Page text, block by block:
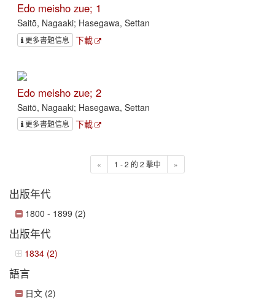
Edo meisho zue; 1
Saitō, Nagaaki; Hasegawa, Settan
更多書題信息 下載
Edo meisho zue; 2
Saitō, Nagaaki; Hasegawa, Settan
更多書題信息 下載
« 1 - 2 的 2 擊中 »
出版年代
1800 - 1899 (2)
出版年代
1834 (2)
語言
日文 (2)